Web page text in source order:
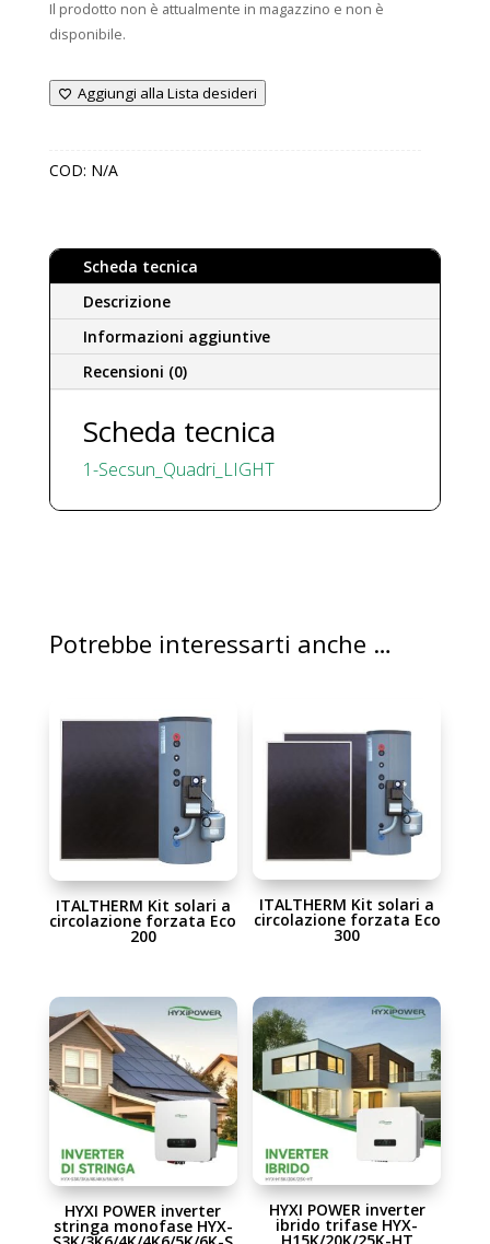
Il prodotto non è attualmente in magazzino e non è
disponibile.
Aggiungi alla Lista desideri
COD: N/A
Scheda tecnica
Descrizione
Informazioni aggiuntive
Recensioni (0)
Scheda tecnica
1-Secsun_Quadri_LIGHT
Potrebbe interessarti anche …
ITALTHERM Kit solari a
circolazione forzata Eco
200
ITALTHERM Kit solari a
circolazione forzata Eco
300
HYXI POWER inverter
stringa monofase HYX-
HYXI POWER inverter
ibrido trifase HYX-